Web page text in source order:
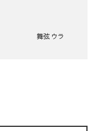
舞弦 ウラ